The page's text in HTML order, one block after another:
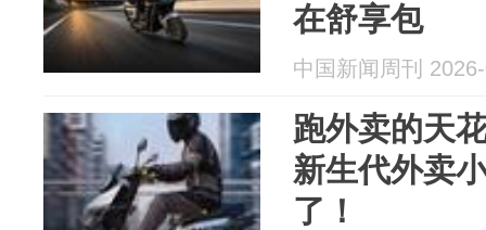
在舒享包
中国新闻周刊
跑外卖的天
新生代外卖
了！